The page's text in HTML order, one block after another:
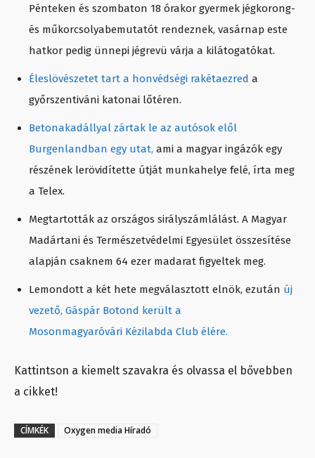
Pénteken és szombaton 18 órakor gyermek jégkorong-
és műkorcsolyabemutatót rendeznek, vasárnap este
hatkor pedig ünnepi jégrevü várja a kilátogatókat.
Éleslövészetet tart a honvédségi rakétaezred a
győrszentiváni katonai lőtéren.
Betonakadállyal zártak le az autósok elől
Burgenlandban egy utat, ami a magyar ingázók egy
részének lerövidítette útját munkahelye felé, írta meg
a Telex.
Megtartották az országos sirályszámlálást. A Magyar
Madártani és Természetvédelmi Egyesület összesítése
alapján csaknem 64 ezer madarat figyeltek meg.
Lemondott a két hete megválasztott elnök, ezután új
vezető, Gáspár Botond került a
Mosonmagyaróvári Kézilabda Club élére.
Kattintson a kiemelt szavakra és olvassa el bővebben
a cikket!
CÍMKÉK Oxygen media Híradó